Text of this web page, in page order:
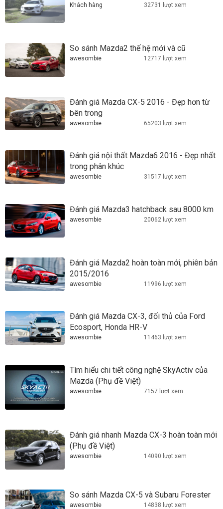
Khách hàng 32731 lượt xem
So sánh Mazda2 thế hệ mới và cũ
awesombie 12717 lượt xem
Đánh giá Mazda CX-5 2016 - Đẹp hơn từ
bên trong
awesombie 65203 lượt xem
Đánh giá nội thất Mazda6 2016 - Đẹp nhất
trong phân khúc
awesombie 31517 lượt xem
Đánh giá Mazda3 hatchback sau 8000 km
awesombie 20062 lượt xem
Đánh giá Mazda2 hoàn toàn mới, phiên bản
2015/2016
awesombie 11996 lượt xem
Đánh giá Mazda CX-3, đối thủ của Ford
Ecosport, Honda HR-V
awesombie 11463 lượt xem
Tìm hiểu chi tiết công nghệ SkyActiv của
Mazda (Phụ đề Việt)
awesombie 7157 lượt xem
Đánh giá nhanh Mazda CX-3 hoàn toàn mới
(Phụ đề Việt)
awesombie 14090 lượt xem
So sánh Mazda CX-5 và Subaru Forester
awesombie 14838 lượt xem